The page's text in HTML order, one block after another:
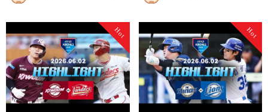
Hot Hot